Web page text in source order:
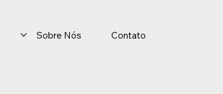
Sobre Nós Contato